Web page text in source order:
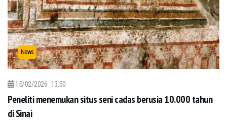
News
15/02/2026 13:50
Peneliti menemukan situs seni cadas berusia 10.000 tahun
di Sinai